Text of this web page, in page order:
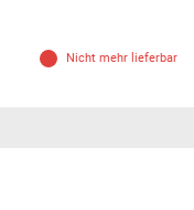
Nicht mehr lieferbar